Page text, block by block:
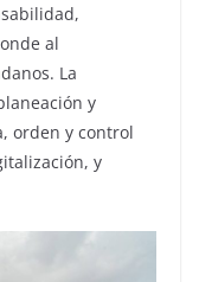
al
La
y
orden y control
y